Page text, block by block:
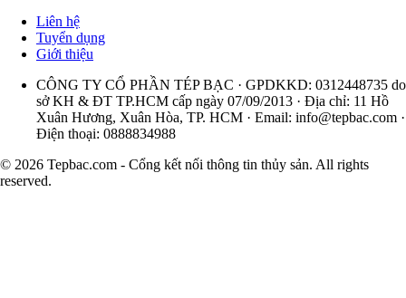
Liên hệ
Tuyển dụng
Giới thiệu
CÔNG TY CỔ PHẦN TÉP BẠC · GPDKKD: 0312448735 do
sở KH & ĐT TP.HCM cấp ngày 07/09/2013 · Địa chỉ: 11 Hồ
Xuân Hương, Xuân Hòa, TP. HCM · Email: info@tepbac.com ·
Điện thoại: 0888834988
© 2026 Tepbac.com - Cổng kết nối thông tin thủy sản. All rights
reserved.